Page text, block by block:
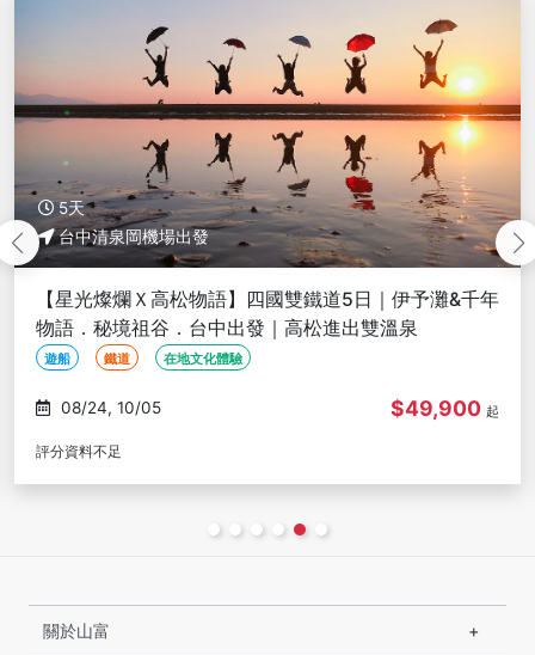
5天
台中清泉岡機場出發
【星光燦爛Ｘ高松物語】四國楓紅鐵道5日｜伊予灘物
語．神隱少女湯屋．尾道紅葉散策．秘境祖谷楓景．台
中出發｜高松進出雙溫泉
鐵道 溫泉 賞楓
11/30 $51,900 起
評分資料不足
關於山富